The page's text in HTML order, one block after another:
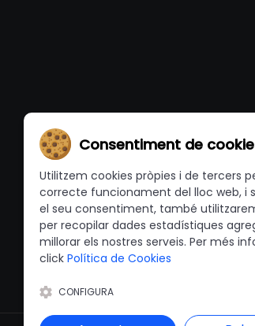
Consentiment de
Utilitzem cookies pròpies i de tercers
correcte funcionament del lloc web, i
el seu consentiment, també
per recopilar dades estadístiques
millorar els nostres serveis. Per més
click Política de Cookies
CONFIGURA